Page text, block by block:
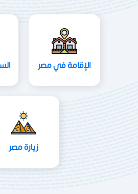
الإقامة في مصر
زيارة مصر